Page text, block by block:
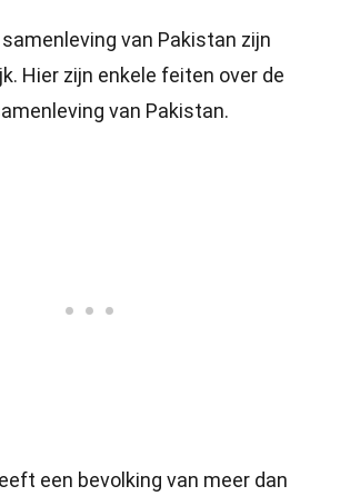
van Pakistan zijn
Hier zijn enkele feiten over de
van Pakistan.
een bevolking van meer dan